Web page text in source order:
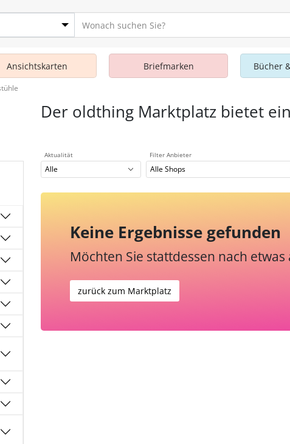
Ansichtskarten Briefmarken Bücher
Der oldthing Marktplatz bietet
Aktualität
Alle
Filter Anbieter
Alle Shops
Keine Ergebnisse gefunden
Möchten Sie stattdessen nach
zurück zum Marktplatz